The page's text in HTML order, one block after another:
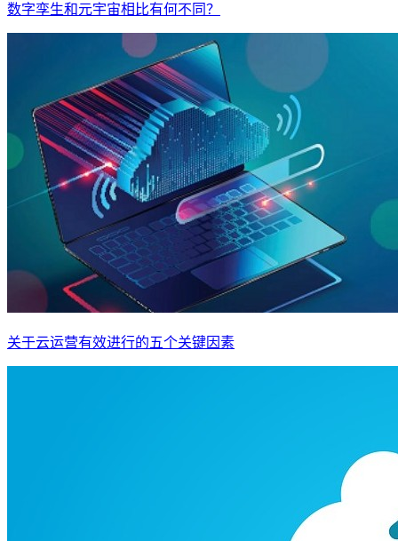
数字孪生和元宇宙相比有何不同？
关于云运营有效进行的五个关键因素